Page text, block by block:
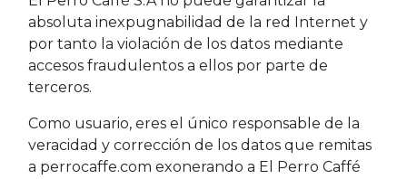
absoluta inexpugnabilidad de la red Internet y
por tanto la violación de los datos mediante
accesos fraudulentos a ellos por parte de
terceros.
Como usuario, eres el único responsable de la
veracidad y corrección de los datos que remitas
a perrocaffe.com exonerando a El Perro Caffé